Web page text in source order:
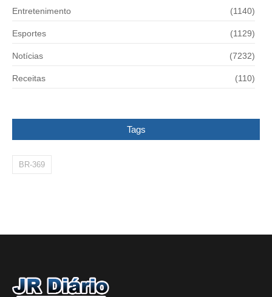
Entretenimento (1140)
Esportes (1129)
Notícias (7232)
Receitas (110)
Tags
BR-369